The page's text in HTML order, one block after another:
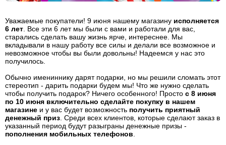
Уважаемые покупатели! 9 июня нашему магазину исполняется
6 лет . Все эти 6 лет мы были с вами и работали для вас,
старались сделать вашу жизнь ярче, интереснее. Мы
вкладывали в нашу работу все силы и делали все возможное и
невозможное чтобы вы были довольны! Надеемся у нас это
получилось.
Обычно имениннику дарят подарки, но мы решили сломать этот
стереотип - дарить подарки будем мы! Что же нужно сделать
чтобы получить подарок? Ничего особенного! Просто с 8 июня
по 10 июня включительно сделайте покупку в нашем
магазине и у вас будет возможность получить приятный
денежный приз . Среди всех клиентов, которые сделают заказ в
указанный период будут разыграны денежные призы -
пополнения мобильных телефонов